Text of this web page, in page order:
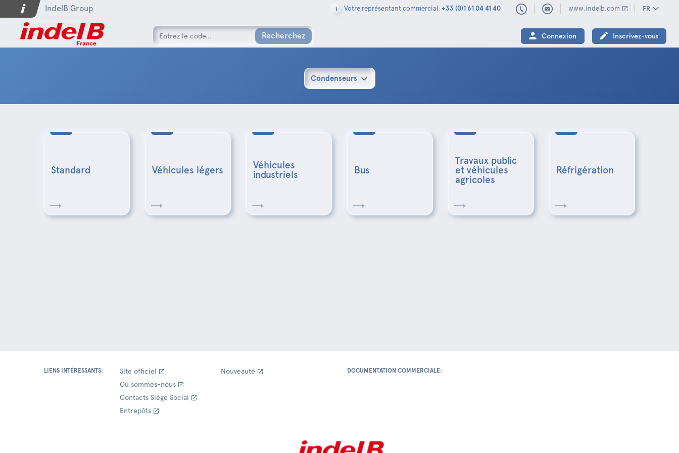
IndelB Group Votre représentant commercial: +33 (0)1 61 04 41 40
(0)1
61
41
www.indelb.com FR
Recherchez Connexion Inscrivez-vous
Condenseurs
Standard Véhicules légers
Véhicules
industriels
Bus
Travaux public
et véhicules
agricoles
Réfrigération
LIENS INTÉRESSANTS:
Site officiel
Où sommes-nous
Contacts Siège Social
Entrepôts
Nouveauté DOCUMENTATION COMMERCIALE: